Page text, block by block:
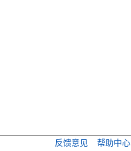
反馈意见 帮助中心